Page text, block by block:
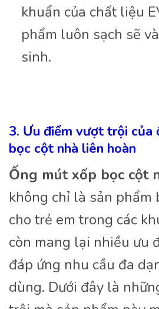
khuẩn của chất liệu
phẩm luôn sạch sẽ
sinh.
3. Ưu điểm vượt trội của
bọc cột nhà liên hoàn
Ống mút xốp bọc cột
không chỉ là sản phẩm
cho trẻ em trong các
còn mang lại nhiều ưu
đáp ứng nhu cầu đa
dùng. Dưới đây là